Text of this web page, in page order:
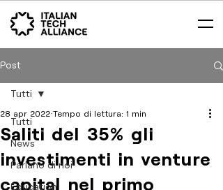
Post
Tutti
News
Parlano di noi
Education
Tutti
Saliti del 35% gli
investimenti in venture
capital nel primo
28 apr 2022 Tempo di lettura: 1 min